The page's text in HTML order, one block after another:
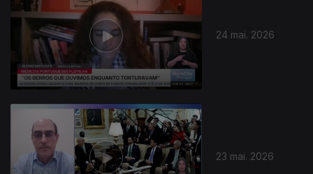
24 mai. 2026
23 mai. 2026